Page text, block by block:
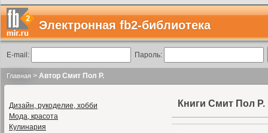
Электронная fb2-библиотека
E-mail: Пароль:
Главная > Автор Смит Пол Р.
Дизайн, рукоделие, хобби
Мода, красота
Кулинария
Книги Смит Пол Р.